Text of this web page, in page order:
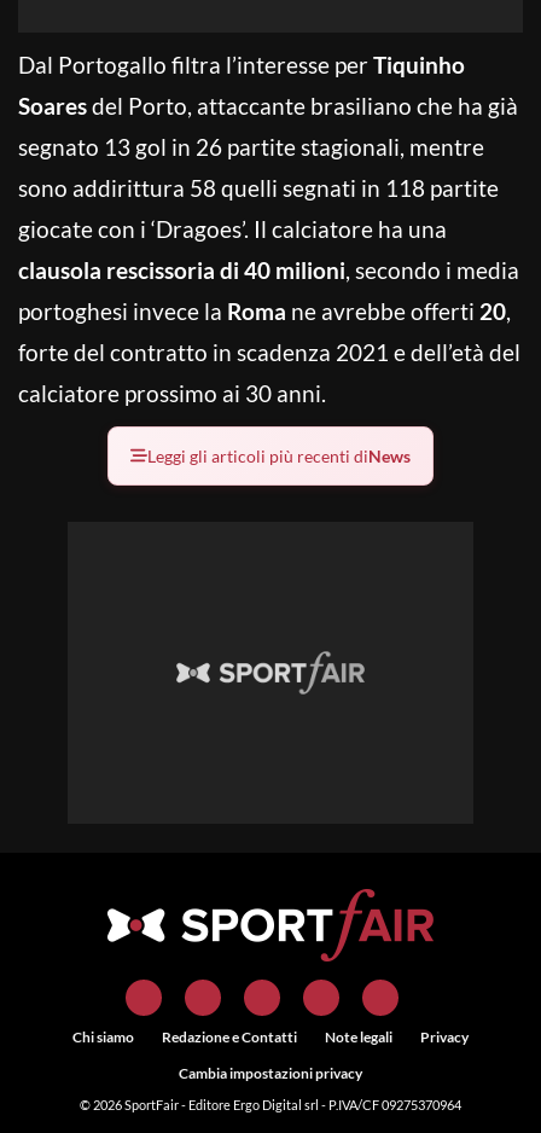
Dal Portogallo filtra l’interesse perTiquinho
Soaresdel Porto, attaccante brasiliano che ha già
segnato 13 gol in 26 partite stagionali, mentre
sono addirittura 58 quelli segnati in 118 partite
giocate con i ‘Dragoes’. Il calciatore ha una
clausola rescissoria di 40 milioni, secondo i media
portoghesi invece la Roma ne avrebbe offerti 20,
forte del contratto in scadenza 2021 e dell’età del
calciatore prossimo ai 30 anni.
Leggi gli articoli più recenti diNews
Chi siamo Redazione e Contatti Note legali
Privacy
Cambia impostazioni privacy
© 2026SportFair- Editore Ergo Digital srl - P.IVA/CF 09275370964